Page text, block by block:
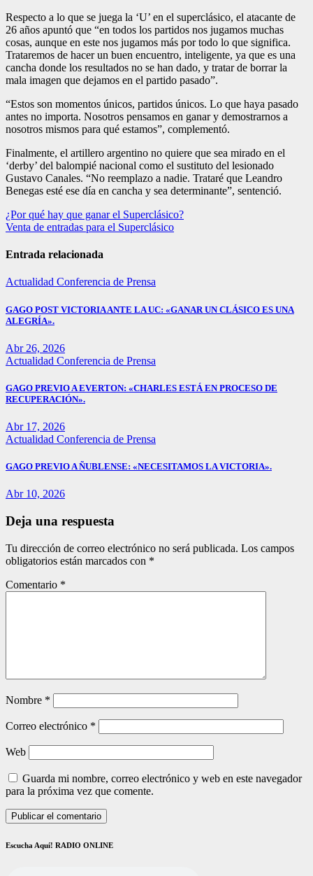
Respecto a lo que se juega la ‘U’ en el superclásico, el atacante de
26 años apuntó que “en todos los partidos nos jugamos muchas
cosas, aunque en este nos jugamos más por todo lo que significa.
Trataremos de hacer un buen encuentro, inteligente, ya que es una
cancha donde los resultados no se han dado, y tratar de borrar la
mala imagen que dejamos en el partido pasado”.
“Estos son momentos únicos, partidos únicos. Lo que haya pasado
antes no importa. Nosotros pensamos en ganar y demostrarnos a
nosotros mismos para qué estamos”, complementó.
Finalmente, el artillero argentino no quiere que sea mirado en el
‘derby’ del balompié nacional como el sustituto del lesionado
Gustavo Canales. “No reemplazo a nadie. Trataré que Leandro
Benegas esté ese día en cancha y sea determinante”, sentenció.
Navegación
de
entradas
¿Por qué hay que ganar el Superclásico?
Venta de entradas para el Superclásico
Entrada relacionada
Actualidad Conferencia de Prensa
GAGO POST VICTORIA ANTE LA UC: «GANAR UN CLÁSICO ES UNA
ALEGRÍA».
Abr 26, 2026
Actualidad Conferencia de Prensa
GAGO PREVIO A EVERTON: «CHARLES ESTÁ EN PROCESO DE
RECUPERACIÓN».
Abr 17, 2026
Actualidad Conferencia de Prensa
GAGO PREVIO A ÑUBLENSE: «NECESITAMOS LA VICTORIA».
Abr 10, 2026
Deja una respuesta
Tu dirección de correo electrónico no será publicada. Los campos
obligatorios están marcados con *
Comentario *
Nombre *
Correo electrónico *
Web
Guarda mi nombre, correo electrónico y web en este navegador
para la próxima vez que comente.
Escucha Aquí! RADIO ONLINE